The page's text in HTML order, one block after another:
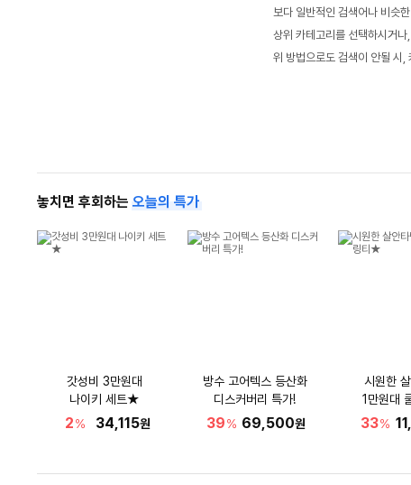
보다 일반적인 검색어나 비슷
상위 카테고리를 선택하시거
위 방법으로도 검색이 안될 시,
놓치면 후회하는 오늘의 특가
갓성비 3만원대
나이키 세트★
2% 34,115원
방수 고어텍스 등산화
디스커버리 특가!
39% 69,500원
시원한
1만원대
33%